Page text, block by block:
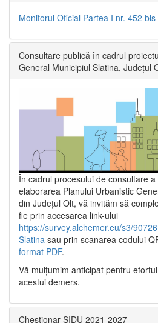
Monitorul Oficial Partea I nr. 452 bis
Consultare publică în cadrul
General Municipiul Slatina, Județul
În cadrul procesului de consultare
elaborarea Planului Urbanistic
din Județul Olt, vă invităm să
fie prin accesarea link-ului
https://survey.alchemer.eu/s3/
Slatina sau prin scanarea codului
format PDF.
Vă mulţumim anticipat pentru
acestui demers.
Chestionar SIDU 2021-2027